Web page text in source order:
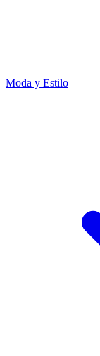
Moda y Estilo